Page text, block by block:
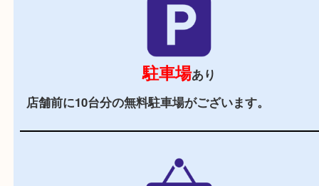
全国 2,000 店舗以上
全国展開している買取大吉！初めて買取店をご
お客様でも安心してご来店いただけます。